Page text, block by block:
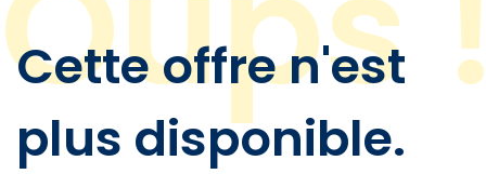
Cette offre n'est
plus disponible.